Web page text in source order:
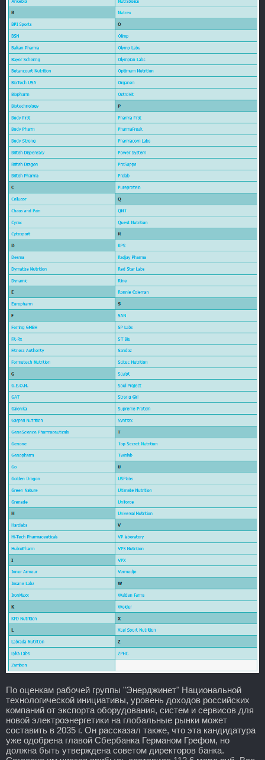
По оценкам рабочей группы "Энерджинет" Национальной
технологической инициативы, уровень доходов российских
компаний от экспорта оборудования, систем и сервисов для
новой электроэнергетики на глобальные рынки может
составить в 2035 г. Он рассказал также, что эта кандидатура
уже одобрена главой Сбербанка Германом Грефом, но
должна быть утверждена советом директоров банка.